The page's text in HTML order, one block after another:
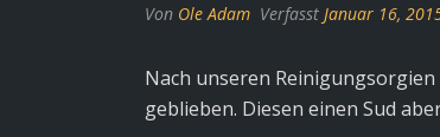
Von Ole Adam Verfasst Januar 16,
Nach unseren
geblieben. Diesen einen Sud